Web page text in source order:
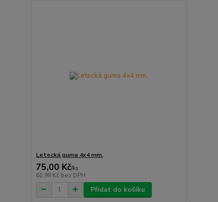
Letecká guma 4x4 mm.
75,00 Kč/ks
61,98 Kč bez DPH
Přidat do košíku